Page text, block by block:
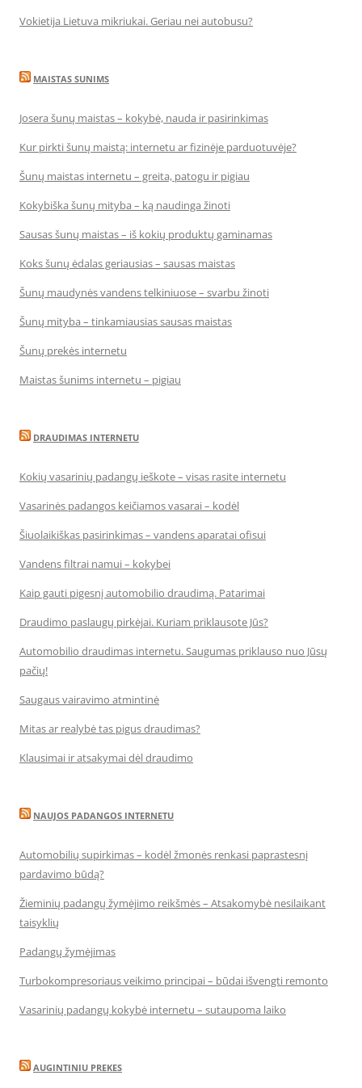
Vokietija Lietuva mikriukai. Geriau nei autobusu?
MAISTAS SUNIMS
Josera šunų maistas – kokybė, nauda ir pasirinkimas
Kur pirkti šunų maistą: internetu ar fizinėje parduotuvėje?
Šunų maistas internetu – greita, patogu ir pigiau
Kokybiška šunų mityba – ką naudinga žinoti
Sausas šunų maistas – iš kokių produktų gaminamas
Koks šunų ėdalas geriausias – sausas maistas
Šunų maudynės vandens telkiniuose – svarbu žinoti
Šunų mityba – tinkamiausias sausas maistas
Šunų prekės internetu
Maistas šunims internetu – pigiau
DRAUDIMAS INTERNETU
Kokių vasarinių padangų ieškote – visas rasite internetu
Vasarinės padangos keičiamos vasarai – kodėl
Šiuolaikiškas pasirinkimas – vandens aparatai ofisui
Vandens filtrai namui – kokybei
Kaip gauti pigesnį automobilio draudimą. Patarimai
Draudimo paslaugų pirkėjai. Kuriam priklausote Jūs?
Automobilio draudimas internetu. Saugumas priklauso nuo Jūsų
pačių!
Saugaus vairavimo atmintinė
Mitas ar realybė tas pigus draudimas?
Klausimai ir atsakymai dėl draudimo
NAUJOS PADANGOS INTERNETU
Automobilių supirkimas – kodėl žmonės renkasi paprastesnį
pardavimo būdą?
Žieminių padangų žymėjimo reikšmės – Atsakomybė nesilaikant
taisyklių
Padangų žymėjimas
Turbokompresoriaus veikimo principai – būdai išvengti remonto
Vasarinių padangų kokybė internetu – sutaupoma laiko
AUGINTINIU PREKES